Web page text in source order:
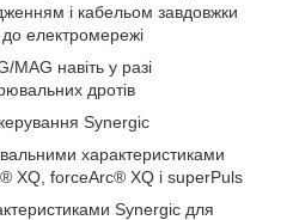
і кабельом завдовжки
електромережі
MAG навіть у разі
дротів
Synergic
характеристиками
XQ, forceArc® XQ і superPuls
Synergic для